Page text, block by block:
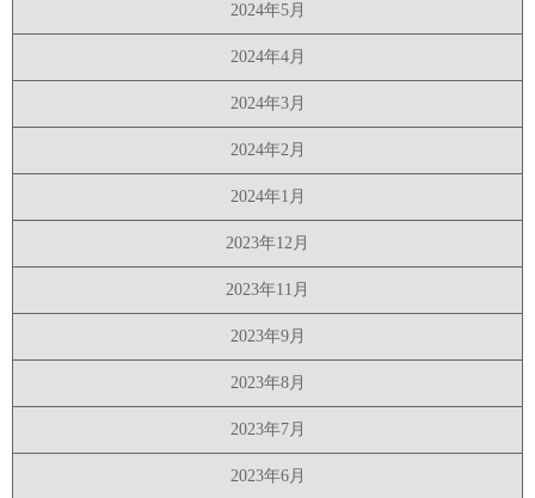
2024年5月
2024年4月
2024年3月
2024年2月
2024年1月
2023年12月
2023年11月
2023年9月
2023年8月
2023年7月
2023年6月